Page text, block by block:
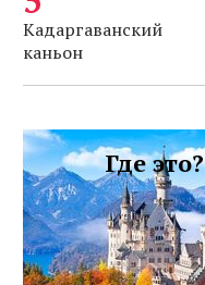
Кадаргаванский
каньон
Где это?